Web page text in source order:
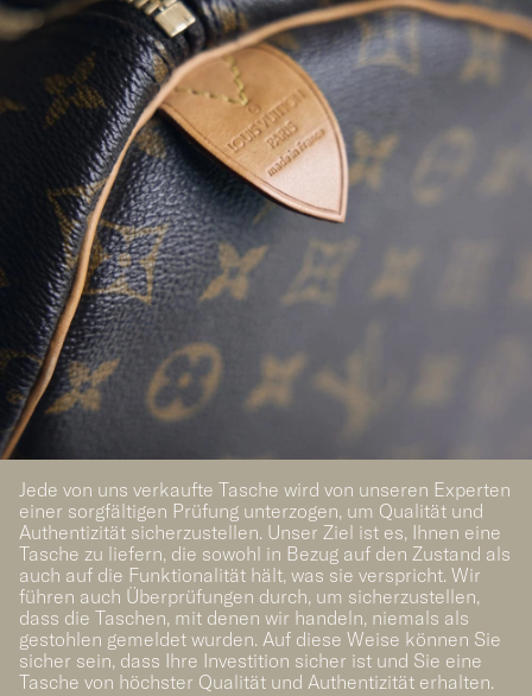
Jede von uns verkaufte Tasche wird von unseren Experten
einer sorgfältigen Prüfung unterzogen, um Qualität und
Authentizität sicherzustellen. Unser Ziel ist es, Ihnen eine
Tasche zu liefern, die sowohl in Bezug auf den Zustand als
auch auf die Funktionalität hält, was sie verspricht. Wir
führen auch Überprüfungen durch, um sicherzustellen,
dass die Taschen, mit denen wir handeln, niemals als
gestohlen gemeldet wurden. Auf diese Weise können Sie
sicher sein, dass Ihre Investition sicher ist und Sie eine
Tasche von höchster Qualität und Authentizität erhalten.